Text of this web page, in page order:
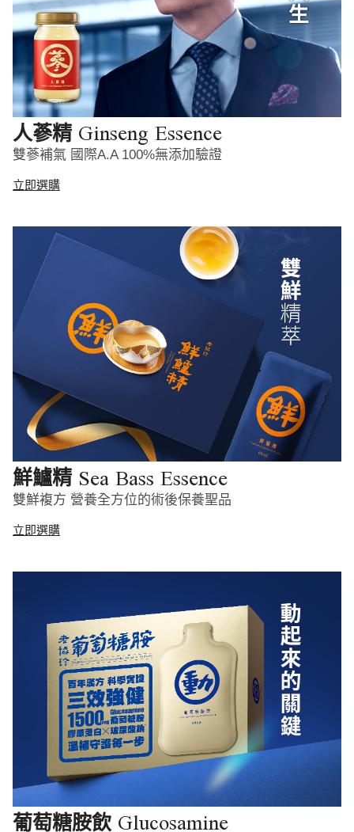
人蔘精 Ginseng Essence
雙蔘補氣 國際A.A 100%無添加驗證
立即選購
鮮鱸精 Sea Bass Essence
雙鮮複方 營養全方位的術後保養聖品
立即選購
葡萄糖胺飲